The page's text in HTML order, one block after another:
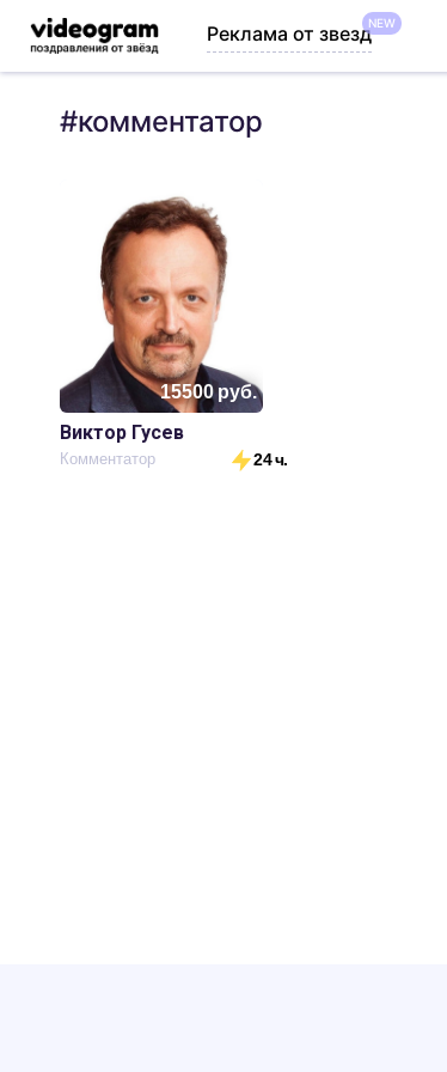
Реклама от звездNEW
#комментатор
15500руб.
Виктор Гусев
Комментатор 24 ч.